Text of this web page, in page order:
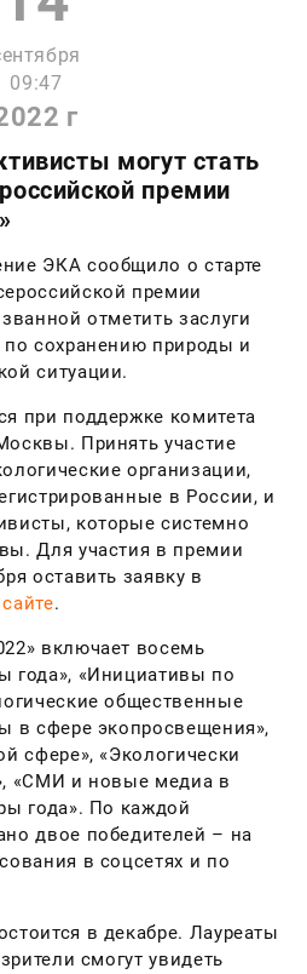
09:47
г
могут стать
премии
ЭКА сообщило о старте
премии
отметить заслуги
по сохранению природы и
ситуации.
при поддержке комитета
Принять участие
организации,
в России, и
которые системно
Для участия в премии
оставить заявку в
сайте.
включает восемь
года», «Инициативы по
общественные
в сфере экопросвещения»,
сфере», «Экологически
«СМИ и новые медиа в
года». По каждой
двое победителей – на
в соцсетях и по
в декабре. Лауреаты
смогут увидеть